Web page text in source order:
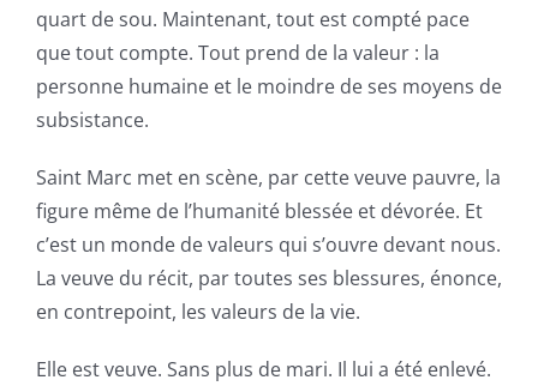
quart de sou. Maintenant, tout est compté pace
que tout compte. Tout prend de la valeur : la
personne humaine et le moindre de ses moyens de
subsistance.
Saint Marc met en scène, par cette veuve pauvre, la
figure même de l’humanité blessée et dévorée. Et
c’est un monde de valeurs qui s’ouvre devant nous.
La veuve du récit, par toutes ses blessures, énonce,
en contrepoint, les valeurs de la vie.
Elle est veuve. Sans plus de mari. Il lui a été enlevé.